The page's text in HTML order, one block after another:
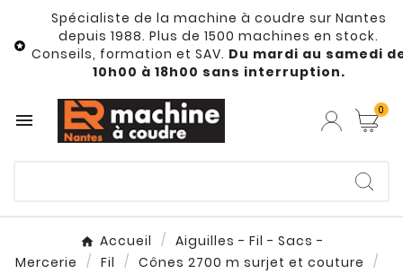

Spécialiste de la machine à coudre sur Nantes
depuis 1988. Plus de 1500 machines en stock.
Conseils, formation et SAV. Du mardi au samedi
10h00 à 18h00 sans interruption.
 0
Accueil
Aiguilles - Fil - Sacs -
Mercerie
Fil
Cônes 2700 m surjet et couture